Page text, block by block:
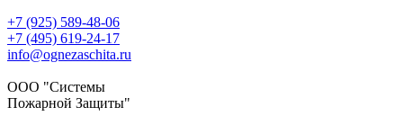
+7 (925) 589-48-06
+7 (495) 619-24-17
info@ognezaschita.ru
ООО "Системы
Пожарной Защиты"